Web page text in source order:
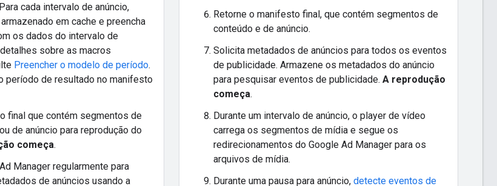
cada intervalo de anúncio,
em cache e preencha
os dados do intervalo de
sobre as macros
Preencher o modelo de período.
período de resultado no manifesto
final que contém segmentos de
de anúncio para reprodução do
começa.
Manager regularmente para
de anúncios usando a
Retorne o manifesto final, que contém segmentos de
conteúdo e de anúncio.
Solicita metadados de anúncios para todos os eventos
de publicidade. Armazene os metadados do anúncio
para pesquisar eventos de publicidade. A reprodução
começa.
Durante um intervalo de anúncio, o player de vídeo
carrega os segmentos de mídia e segue os
redirecionamentos do Google Ad Manager para os
arquivos de mídia.
Durante uma pausa para anúncio, detecte eventos de